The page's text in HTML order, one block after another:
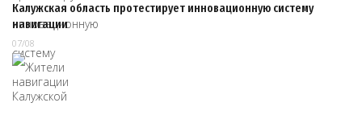
Калужская область протестирует инновационную систему
навигации
07/08